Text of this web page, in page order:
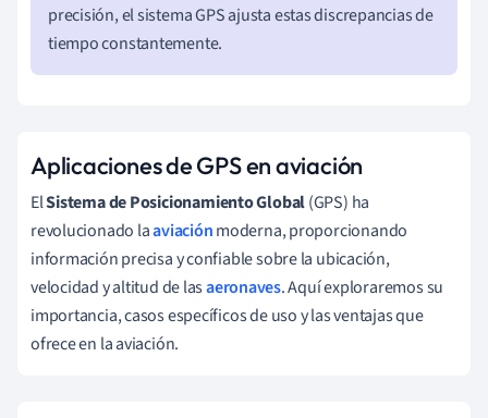
precisión, el sistema GPS ajusta estas discrepancias de
tiempo constantemente.
Aplicaciones de GPS en aviación
ElSistema de Posicionamiento Global(GPS) ha
revolucionado laaviaciónmoderna, proporcionando
información precisa y confiable sobre la ubicación,
velocidad y altitud de lasaeronaves. Aquí exploraremos su
importancia, casos específicos de uso y las ventajas que
ofrece en la aviación.